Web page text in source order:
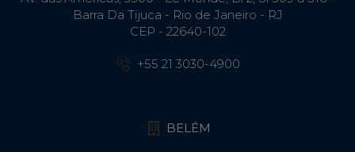
Barra Da Tijuca - Rio de Janeiro - RJ
CEP - 22640-102​
+55 21 3030-4900
BELÉM